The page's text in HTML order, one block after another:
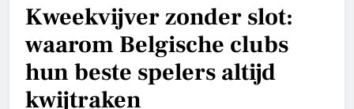
Kweekvijver zonder slot:
waarom Belgische clubs
hun beste spelers altijd
kwijtraken